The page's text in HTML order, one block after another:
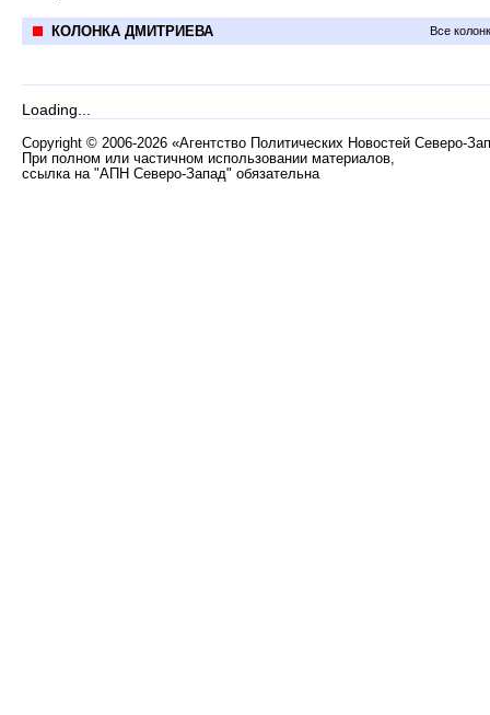
КОЛОНКА ДМИТРИЕВА Все
Loading...
Copyright © 2006-2026 «Агентство Политических Новостей Северо-
При полном или частичном использовании материалов,
ссылка на "АПН Северо-Запад" обязательна